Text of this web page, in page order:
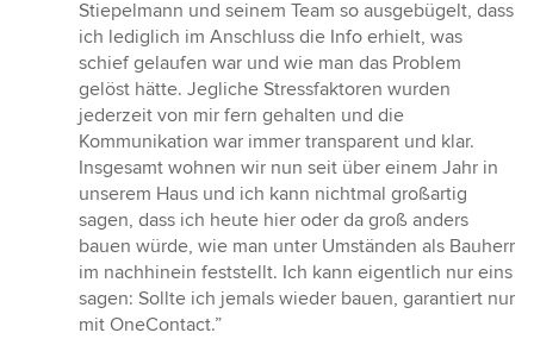
Stiepelmann und seinem Team so ausgebügelt, dass
ich lediglich im Anschluss die Info erhielt, was
schief gelaufen war und wie man das Problem
gelöst hätte. Jegliche Stressfaktoren wurden
jederzeit von mir fern gehalten und die
Kommunikation war immer transparent und klar.
Insgesamt wohnen wir nun seit über einem Jahr in
unserem Haus und ich kann nichtmal großartig
sagen, dass ich heute hier oder da groß anders
bauen würde, wie man unter Umständen als Bauherr
im nachhinein feststellt. Ich kann eigentlich nur eins
sagen: Sollte ich jemals wieder bauen, garantiert nur
mit OneContact.”